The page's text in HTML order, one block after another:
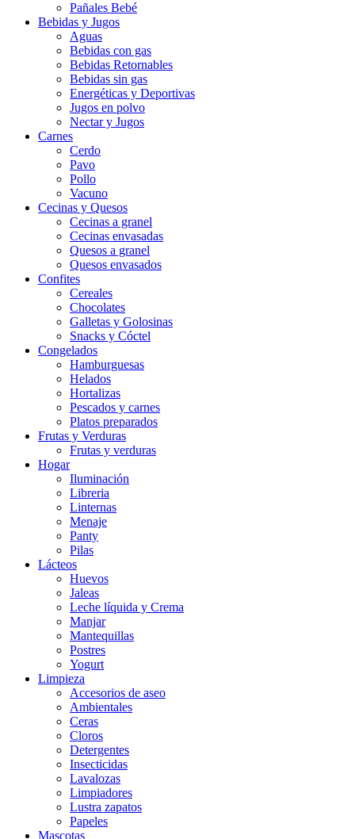
Pañales Bebé
Bebidas y Jugos
Aguas
Bebidas con gas
Bebidas Retornables
Bebidas sin gas
Energéticas y Deportivas
Jugos en polvo
Nectar y Jugos
Carnes
Cerdo
Pavo
Pollo
Vacuno
Cecinas y Quesos
Cecinas a granel
Cecinas envasadas
Quesos a granel
Quesos envasados
Confites
Cereales
Chocolates
Galletas y Golosinas
Snacks y Cóctel
Congelados
Hamburguesas
Helados
Hortalizas
Pescados y carnes
Platos preparados
Frutas y Verduras
Frutas y verduras
Hogar
Iluminación
Libreria
Linternas
Menaje
Panty
Pilas
Lácteos
Huevos
Jaleas
Leche líquida y Crema
Manjar
Mantequillas
Postres
Yogurt
Limpieza
Accesorios de aseo
Ambientales
Ceras
Cloros
Detergentes
Insecticidas
Lavalozas
Limpiadores
Lustra zapatos
Papeles
Mascotas